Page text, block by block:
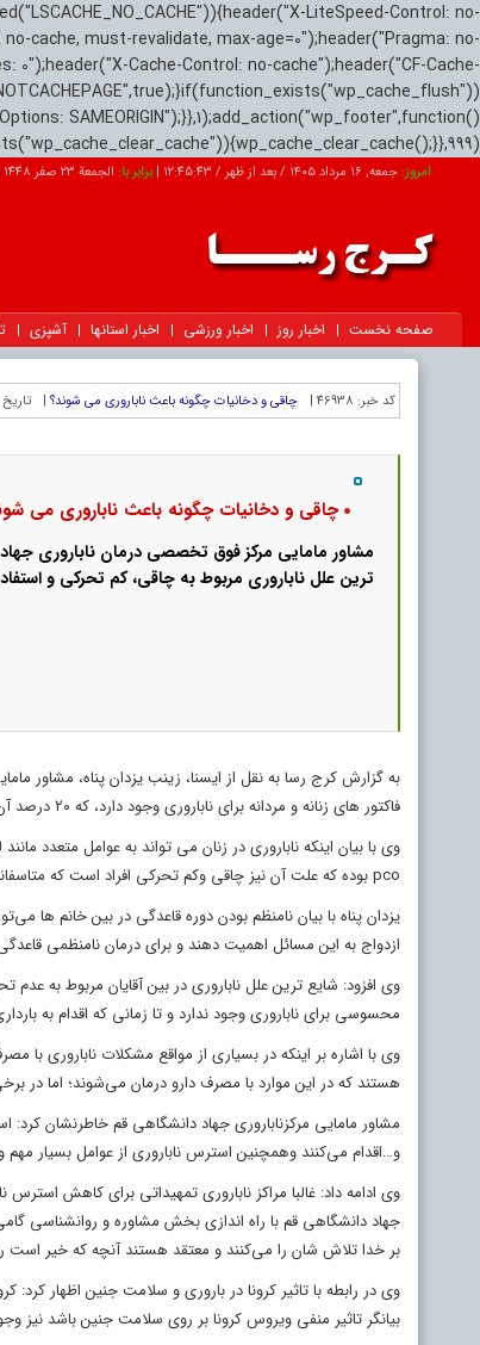
LiteSpeed-Control: no-
cache, must-revalidate, max-age=0");header("Pragma: no-
0");header("X-Cache-Control: no-cache");header("CF-Cache-
SAMEORIGIN");}},1);add_action("wp_footer",function()
امروز:جمعه, ۱۶ مرداد ۱۴۰۵ / بعد از ظهر / 12:45:44
|برابر با: الجمعة 23 صفر 1448
صفحه نخست اخبار روز اخبار ورزشی اخبار استانها آشپزی
کد خبر: 46938 | چاقی و دخانیات چگونه باعث ناباروری می شوند؟ |
چاقی و دخانیات چگونه باعث ناباروری می
مشاور مامایی مرکز فوق تخصصی درمان ناباروری
ترین علل ناباروری مربوط به چاقی، کم تحرکی و
به گزارش کرج رسا به نقل از ایسنا، زینب یزدان پناه، مشاور
فاکتور های زنانه و مردانه برای ناباروری وجود دارد، که ۲۰ درصد آن مربوط به علل مردانه است.
وی با بیان اینکه ناباروری در زنان می تواند به عوامل متعدد
pco بوده که علت آن نیز چاقی وکم تحرکی افراد است که متاسفانه این مشکل در بین خانم های قمی به دلیل کم تحرکی بسیار شایع است.
یزدان پناه با بیان نامنظم بودن دوره قاعدگی در بین خانم
ازدواج به این مسائل اهمیت دهند و برای درمان نامنظمی
وی افزود: شایع ترین علل ناباروری در بین آقایان مربوط به
محسوسی برای ناباروری وجود ندارد و تا زمانی که اقدام به
وی با اشاره بر اینکه در بسیاری از مواقع مشکلات ناباروری با
هستند که در این موارد با مصرف دارو درمان می‌شوند؛ اما در
مشاور مامایی مرکزناباروری جهاد دانشگاهی قم خاطرنشان کرد:
و…اقدام می‌کنند وهمچنین استرس ناباروری از عوامل بسیار
وی ادامه داد: غالبا مراکز ناباروری تمهیداتی برای کاهش
جهاد دانشگاهی قم با راه اندازی بخش مشاوره و روانشناسی
بر خدا تلاش شان را می‌کنند و معتقد هستند آنچه که خیر است
وی در رابطه با تاثیر کرونا در باروری و سلامت جنین اظهار
بیانگر تاثیر منفی ویروس کرونا بر روی سلامت جنین باشد نیز